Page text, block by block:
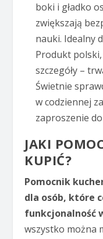
boki i gładko
zwiększają
nauki. Idealny
Produkt
szczegóły –
Świetnie
w codziennej
zaproszenie
JAKI
KUPIĆ?
Pomocnik
dla osób, które
funkcjonalność
wszystko można